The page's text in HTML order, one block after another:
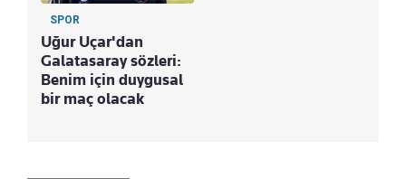
SPOR
Uğur Uçar'dan
Galatasaray sözleri:
Benim için duygusal
bir maç olacak